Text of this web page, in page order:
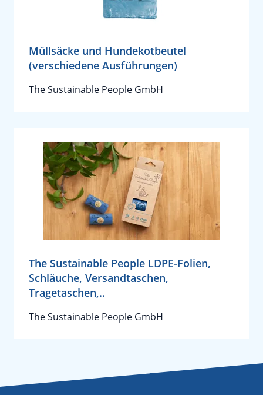
Müllsäcke und Hundekotbeutel
(verschiedene Ausführungen)
The Sustainable People GmbH
The Sustainable People LDPE-Folien,
Schläuche, Versandtaschen,
Tragetaschen,..
The Sustainable People GmbH